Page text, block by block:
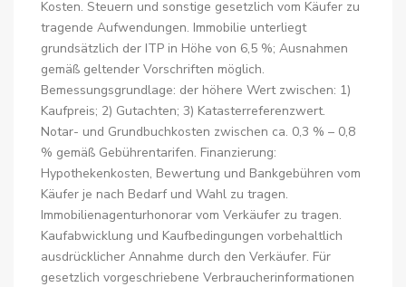
Kosten. Steuern und sonstige gesetzlich vom Käufer zu
tragende Aufwendungen. Immobilie unterliegt
grundsätzlich der ITP in Höhe von 6,5 %; Ausnahmen
gemäß geltender Vorschriften möglich.
Bemessungsgrundlage: der höhere Wert zwischen: 1)
Kaufpreis; 2) Gutachten; 3) Katasterreferenzwert.
Notar- und Grundbuchkosten zwischen ca. 0,3 % – 0,8
% gemäß Gebührentarifen. Finanzierung:
Hypothekenkosten, Bewertung und Bankgebühren vom
Käufer je nach Bedarf und Wahl zu tragen.
Immobilienagenturhonorar vom Verkäufer zu tragen.
Kaufabwicklung und Kaufbedingungen vorbehaltlich
ausdrücklicher Annahme durch den Verkäufer. Für
gesetzlich vorgeschriebene Verbraucherinformationen